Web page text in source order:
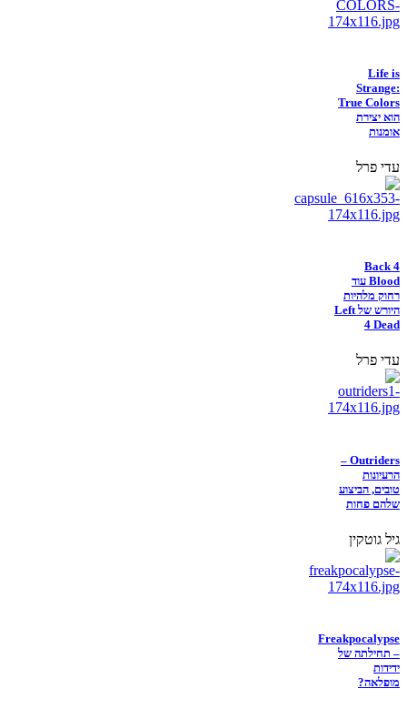
Life is
Strange:
True Colors
הוא יצירת
אומנות
עדי פרל
Back 4
Blood עוד
רחוק מלהיות
היורש של Left
4 Dead
עדי פרל
Outriders –
הרעיונות
טובים, הביצוע
שלהם פחות
גיל גוטקין
Freakpocalypse
– תחילתה של
ידידות
מופלאה?